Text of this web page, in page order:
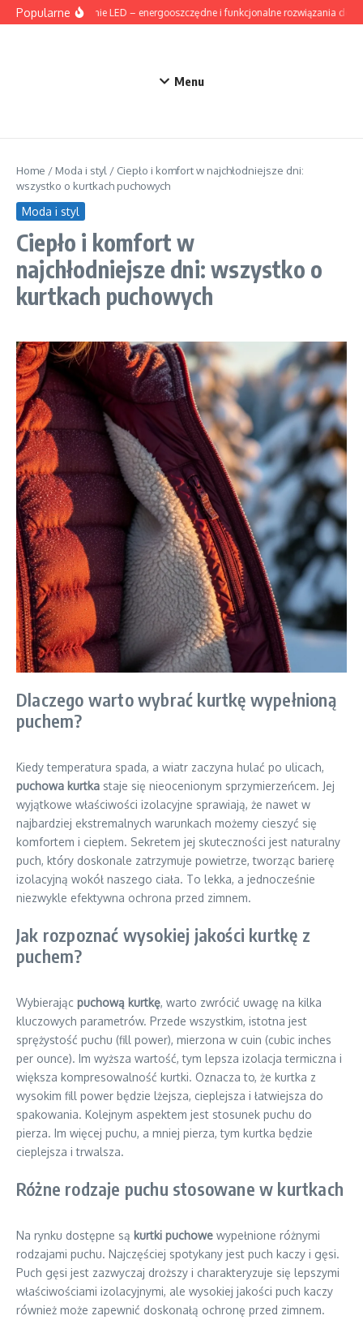
Przejdź do treści
PopularneOświetlenie LED – energooszczędne i funkcjonalne rozwiązania do
Menu
Home / Moda i styl / Ciepło i komfort w najchłodniejsze dni:
wszystko o kurtkach puchowych
Moda i styl
Ciepło i komfort w
najchłodniejsze dni: wszystko o
kurtkach puchowych
Dlaczego warto wybrać kurtkę wypełnioną
puchem?
Kiedy temperatura spada, a wiatr zaczyna hulać po ulicach,
puchowa kurtka staje się nieocenionym sprzymierzeńcem. Jej
wyjątkowe właściwości izolacyjne sprawiają, że nawet w
najbardziej ekstremalnych warunkach możemy cieszyć się
komfortem i ciepłem. Sekretem jej skuteczności jest naturalny
puch, który doskonale zatrzymuje powietrze, tworząc barierę
izolacyjną wokół naszego ciała. To lekka, a jednocześnie
niezwykle efektywna ochrona przed zimnem.
Jak rozpoznać wysokiej jakości kurtkę z
puchem?
Wybierając puchową kurtkę, warto zwrócić uwagę na kilka
kluczowych parametrów. Przede wszystkim, istotna jest
sprężystość puchu (fill power), mierzona w cuin (cubic inches
per ounce). Im wyższa wartość, tym lepsza izolacja termiczna i
większa kompresowalność kurtki. Oznacza to, że kurtka z
wysokim fill power będzie lżejsza, cieplejsza i łatwiejsza do
spakowania. Kolejnym aspektem jest stosunek puchu do
pierza. Im więcej puchu, a mniej pierza, tym kurtka będzie
cieplejsza i trwalsza.
Różne rodzaje puchu stosowane w kurtkach
Na rynku dostępne są kurtki puchowe wypełnione różnymi
rodzajami puchu. Najczęściej spotykany jest puch kaczy i gęsi.
Puch gęsi jest zazwyczaj droższy i charakteryzuje się lepszymi
właściwościami izolacyjnymi, ale wysokiej jakości puch kaczy
również może zapewnić doskonałą ochronę przed zimnem.